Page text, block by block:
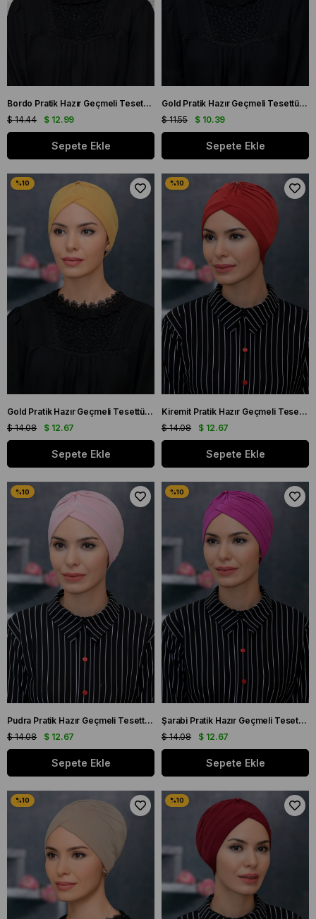
Bordo Pratik Hazır Geçmeli Tesettür Bone Petekli Büzgülü 1204_16
$ 12.99
$ 14.44
Sepete Ekle
Gold Pratik Hazır Geçmeli Tesettür Bone Sandy Kumaş Güllü Boncuklu İşlemeli 1206_03
$ 10.39
$ 11.55
Sepete Ekle
Gold Pratik Hazır Geçmeli Tesettür Bone Sandy Kumaş Taçlı Büzgülü 1208_03
$ 12.67
$ 14.08
Sepete Ekle
Kiremit Pratik Hazır Geçmeli Tesettür Bone Sandy Kumaş Taçlı Büzgülü 1208_05
$ 12.67
$ 14.08
Sepete Ekle
Pudra Pratik Hazır Geçmeli Tesettür Bone Sandy Kumaş Taçlı Büzgülü 1208_06
$ 12.67
$ 14.08
Sepete Ekle
Şarabi Pratik Hazır Geçmeli Tesettür Bone Sandy Kumaş Taçlı Büzgülü 1208_08
$ 12.67
$ 14.08
Sepete Ekle